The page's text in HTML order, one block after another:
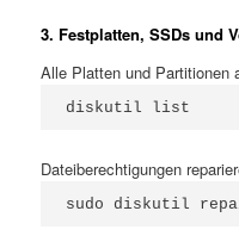
3. Festplatten, SSDs und
Alle Platten und Partitionen
diskutil list
Dateiberechtigungen
sudo diskutil